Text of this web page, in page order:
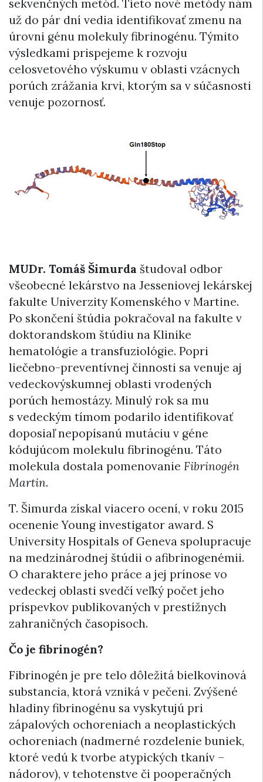
sekvenčných metód. Tieto nové metódy nám
už do pár dní vedia identifikovať zmenu na
úrovni génu molekuly fibrinogénu. Týmito
výsledkami prispejeme k rozvoju
celosvetového výskumu v oblasti vzácnych
porúch zrážania krvi, ktorým sa v súčasnosti
venuje pozornosť.
MUDr. Tomáš Šimurda študoval odbor
všeobecné lekárstvo na Jesseniovej lekárskej
fakulte Univerzity Komenského v Martine.
Po skončení štúdia pokračoval na fakulte v
doktorandskom štúdiu na Klinike
hematológie a transfuziológie. Popri
liečebno-preventívnej činnosti sa venuje aj
vedeckovýskumnej oblasti vrodených
porúch hemostázy. Minulý rok sa mu
s vedeckým tímom podarilo identifikovať
doposiaľ nepopísanú mutáciu v géne
kódujúcom molekulu fibrinogénu. Táto
molekula dostala pomenovanie Fibrinogén
Martin.
T. Šimurda získal viacero ocení, v roku 2015
ocenenie Young investigator award. S
University Hospitals of Geneva spolupracuje
na medzinárodnej štúdii o afibrinogenémii.
O charaktere jeho práce a jej prínose vo
vedeckej oblasti svedčí veľký počet jeho
príspevkov publikovaných v prestížnych
zahraničných časopisoch.
Čo je fibrinogén?
Fibrinogén je pre telo dôležitá bielkovinová
substancia, ktorá vzniká v pečeni. Zvýšené
hladiny fibrinogénu sa vyskytujú pri
zápalových ochoreniach a neoplastických
ochoreniach (nadmerné rozdelenie buniek,
ktoré vedú k tvorbe atypických tkanív –
nádorov), v tehotenstve či pooperačných